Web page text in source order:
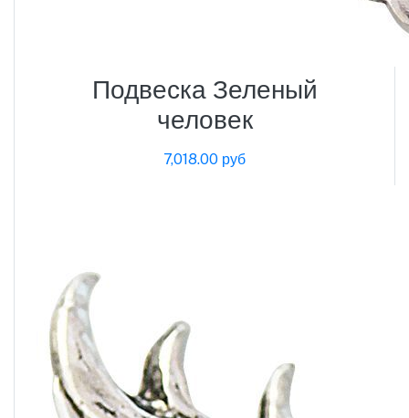
Подвеска Зеленый
человек
7,018.00 руб